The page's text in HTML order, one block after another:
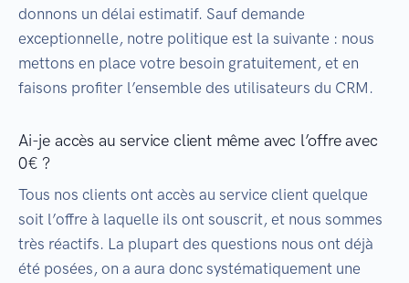
donnons un délai estimatif. Sauf demande
exceptionnelle, notre politique est la suivante : nous
mettons en place votre besoin gratuitement, et en
faisons profiter l’ensemble des utilisateurs du CRM.
Ai-je accès au service client même avec l’offre avec
0€ ?
Tous nos clients ont accès au service client quelque
soit l’offre à laquelle ils ont souscrit, et nous sommes
très réactifs. La plupart des questions nous ont déjà
été posées, on a aura donc systématiquement une